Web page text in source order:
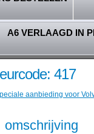
A6 VERLAAGD IN
417
aanbieding voor
omschrijving